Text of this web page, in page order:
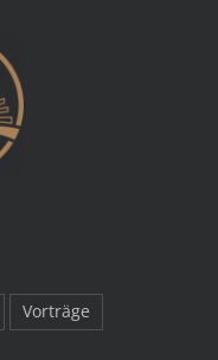
Vorträge